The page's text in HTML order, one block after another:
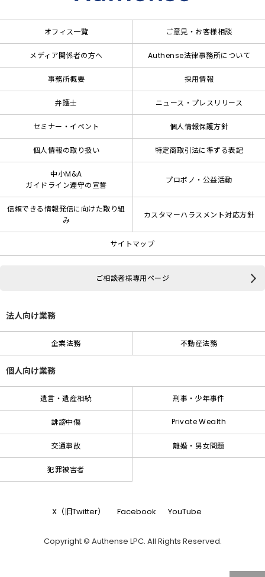
オフィス一覧 ご意見・お客様相談
メディア関係者の方へ Authense法律事務所について
事務所概要 採用情報
弁護士 ニュース・プレスリリース
セミナー・イベント 個人情報保護方針
個人情報の取り扱い 特定商取引法に準ずる表記
中小M&A
ガイドライン遵守の宣誓
プロボノ・公益活動
信頼できる情報発信に向けた取り組
み
カスタマーハラスメント対応方針
サイトマップ
ご相談者様専用ページ
法人向け業務
企業法務 不動産法務
個人向け業務
遺言・遺産相続 刑事・少年事件
誹謗中傷 Private Wealth
交通事故 離婚・男女問題
犯罪被害者
X（旧Twitter） Facebook YouTube
Copyright © Authense LPC. All Rights Reserved.